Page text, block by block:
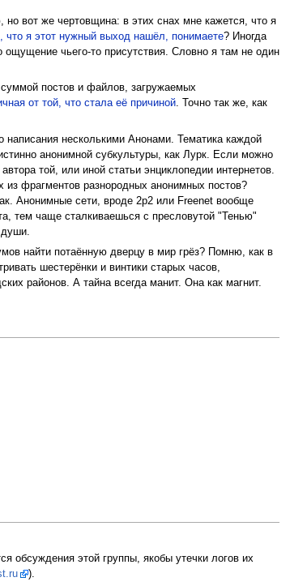
вот же чертовщина: в этих снах мне кажется, что я
что я этот нужный выход нашёл, понимаете? Иногда
чьего-то присутствия. Словно я там не один
постов и файлов, загружаемых
от той, что стала её причиной. Точно так же, как
написания несколькими Анонами. Тематика каждой
анонимной субкультуры, как Лурк. Если можно
той, или иной статьи энциклопедии интернетов.
из фрагментов разнородных анонимных постов?
Анонимные сети, вроде 2p2 или Freenet вообще
тем чаще сталкиваешься с пресловутой "Тенью"
найти потаённую дверцу в мир грёз? Помню, как в
шестерёнки и винтики старых часов,
районов. А тайна всегда манит. Она как магнит.
обсуждения этой группы, якобы утечки логов их
).